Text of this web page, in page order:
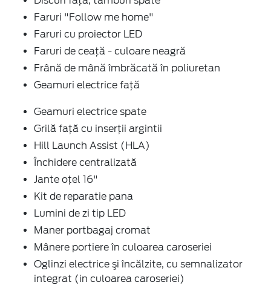
Faruri "Follow me home"
Faruri cu proiector LED
Faruri de ceață - culoare neagră
Frână de mână îmbrăcată în poliuretan
Geamuri electrice faţă
Geamuri electrice spate
Grilă față cu inserţii argintii
Hill Launch Assist (HLA)
Închidere centralizată
Jante oțel 16"
Kit de reparatie pana
Lumini de zi tip LED
Maner portbagaj cromat
Mânere portiere în culoarea caroseriei
Oglinzi electrice şi încălzite, cu semnalizator
integrat (in culoarea caroseriei)